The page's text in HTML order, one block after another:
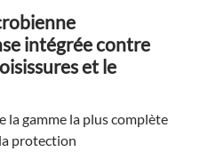
intégrée contre
et le
la gamme la plus complète
protection